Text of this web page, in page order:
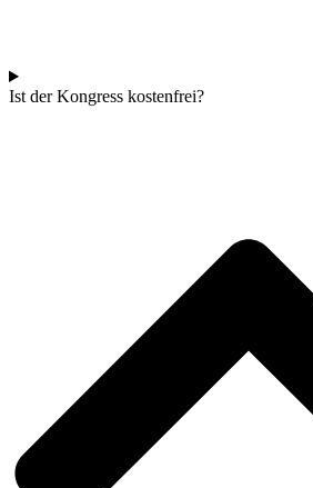
Ist der Kon­gress kostenfrei?